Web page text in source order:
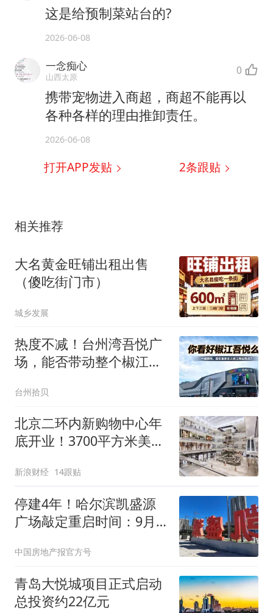
这是给预制菜站台的?
2026-06-08
一念痴心
山西太原 0
携带宠物进入商超，商超不能再以
各种各样的理由推卸责任。
2026-06-08
打开APP发贴 2条跟贴
相关推荐
大名黄金旺铺出租出售
（傻吃街门市）
城乡发展
热度不减！台州湾吾悦广
场，能否带动整个椒江城
台州拾贝
北京二环内新购物中心年
底开业！3700平方米美食
店…网友：屋顶花园搞好
点
新浪财经 14跟贴
停建4年！哈尔滨凯盛源
广场敲定重启时间：9月4
中国房地产报官方号
青岛大悦城项目正式启动
总投资约22亿元